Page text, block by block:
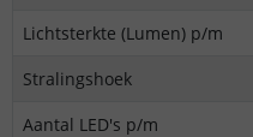
Lichtsterkte (Lumen) p/m
Stralingshoek
Aantal LED's p/m